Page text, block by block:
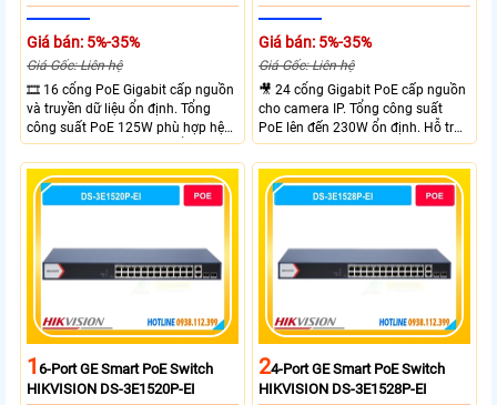
Giá bán: 5%-35%
Giá Gốc: Liên hệ
🎞 16 cổng PoE Gigabit cấp nguồn
và truyền dữ liệu ổn định. Tổng
công suất PoE 125W phù hợp hệ
thống camera IP vừa. 2 cổng RJ45
Gigabit và 2 cổng quang SFP mở
rộng linh hoạt. Hỗ trợ truyền PoE
xa tối đa lên đến 300 mét.
Giá bán: 5%-35%
Giá Gốc: Liên hệ
🎥 24 cổng Gigabit PoE cấp nguồn
cho camera IP. Tổng công suất
PoE lên đến 230W ổn định. Hỗ trợ
truyền PoE xa đến 300 mét. Băng
thông chuyển mạch đạt 68 Gbps
mạnh mẽ.
16-Port GE Smart PoE Switch
HIKVISION DS-3E1520P-EI
24-Port GE Smart PoE Switch
HIKVISION DS-3E1528P-EI